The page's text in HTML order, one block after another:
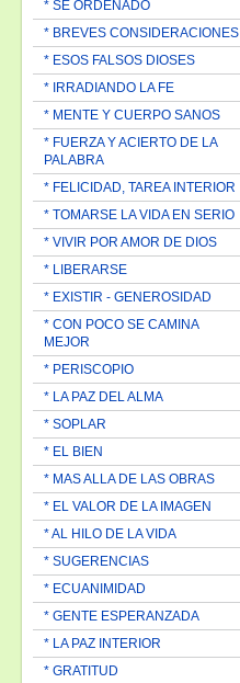
* SÉ ORDENADO
* BREVES CONSIDERACIONES
* ESOS FALSOS DIOSES
* IRRADIANDO LA FE
* MENTE Y CUERPO SANOS
* FUERZA Y ACIERTO DE LA
PALABRA
* FELICIDAD, TAREA INTERIOR
* TOMARSE LA VIDA EN SERIO
* VIVIR POR AMOR DE DIOS
* LIBERARSE
* EXISTIR - GENEROSIDAD
* CON POCO SE CAMINA
MEJOR
* PERISCOPIO
* LA PAZ DEL ALMA
* SOPLAR
* EL BIEN
* MAS ALLA DE LAS OBRAS
* EL VALOR DE LA IMAGEN
* AL HILO DE LA VIDA
* SUGERENCIAS
* ECUANIMIDAD
* GENTE ESPERANZADA
* LA PAZ INTERIOR
* GRATITUD